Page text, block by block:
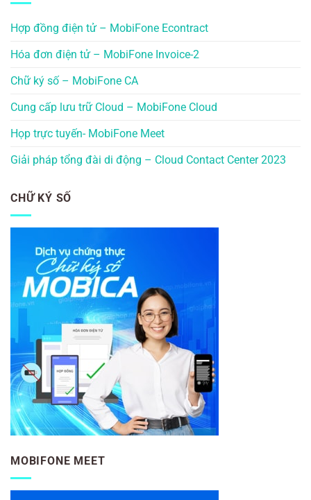
Hợp đồng điện tử – MobiFone Econtract
Hóa đơn điện tử – MobiFone Invoice-2
Chữ ký số – MobiFone CA
Cung cấp lưu trữ Cloud – MobiFone Cloud
Họp trực tuyến- MobiFone Meet
Giải pháp tổng đài di động – Cloud Contact Center 2023
CHỮ KÝ SỐ
MOBIFONE MEET